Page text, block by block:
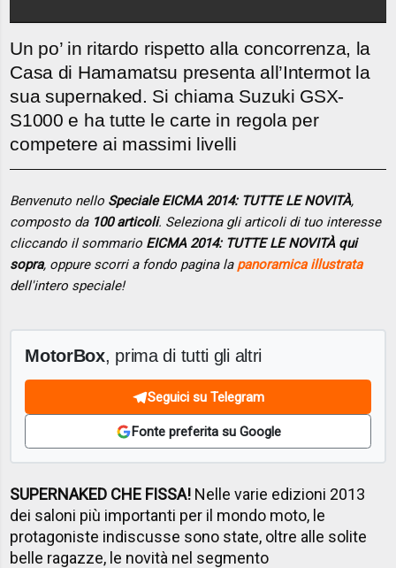
Un po’ in ritardo rispetto alla concorrenza, la
Casa di Hamamatsu presenta all’Intermot la
sua supernaked. Si chiama Suzuki GSX-
S1000 e ha tutte le carte in regola per
competere ai massimi livelli
Benvenuto nello Speciale EICMA 2014: TUTTE LE NOVITÀ,
composto da 100 articoli. Seleziona gli articoli di tuo interesse
cliccando il sommario EICMA 2014: TUTTE LE NOVITÀ qui
sopra, oppure scorri a fondo pagina la panoramica illustrata
dell'intero speciale!
MotorBox, prima di tutti gli altri
Seguici su Telegram
Fonte preferita su Google
SUPERNAKED CHE FISSA! Nelle varie edizioni 2013
dei saloni più importanti per il mondo moto, le
protagoniste indiscusse sono state, oltre alle solite
belle ragazze, le novità nel segmento